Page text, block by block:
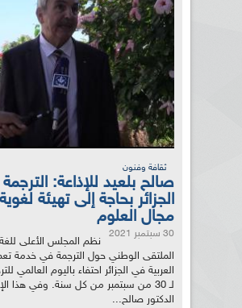
ثقافة وفنون
صالح بلعيد للإذاعة:
الجزائر بحاجة إلى تهيئة
مجال العلوم
30 سبتمبر 2021
نظم المجلس الأعلى للغة
الملتقى الوطني حول الترجمة في خدمة
العربية في الجزائر احتفاء باليوم العالمي
لـ 30 من سبتمبر من كل سنة. وفي هذا
الدكتور صالح...